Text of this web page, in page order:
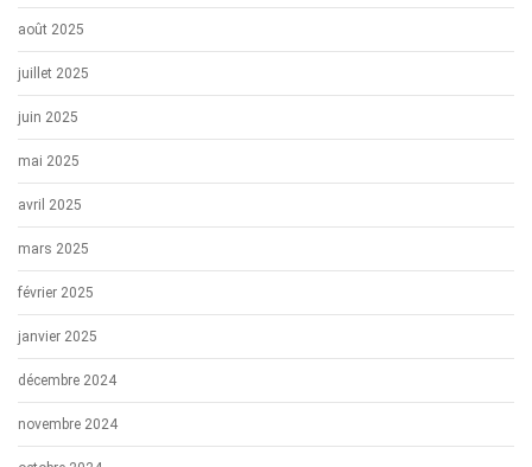
août 2025
juillet 2025
juin 2025
mai 2025
avril 2025
mars 2025
février 2025
janvier 2025
décembre 2024
novembre 2024